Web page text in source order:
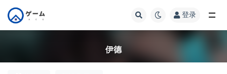
登录
伊德